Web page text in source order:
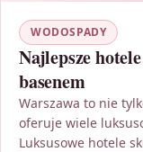
WODOSPADY
Najlepsze
basenem
Warszawa to nie
oferuje wiele
Luksusowe hotele